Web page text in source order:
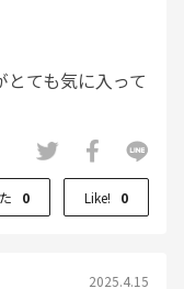
ても気に入って
0 Like! 0
2025.4.15